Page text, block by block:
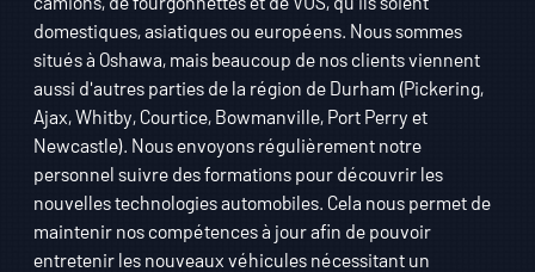
domestiques, asiatiques ou européens. Nous sommes
situés à Oshawa, mais beaucoup de nos clients viennent
aussi d'autres parties de la région de Durham (Pickering,
Ajax, Whitby, Courtice, Bowmanville, Port Perry et
Newcastle). Nous envoyons régulièrement notre
personnel suivre des formations pour découvrir les
nouvelles technologies automobiles. Cela nous permet de
maintenir nos compétences à jour afin de pouvoir
entretenir les nouveaux véhicules nécessitant un